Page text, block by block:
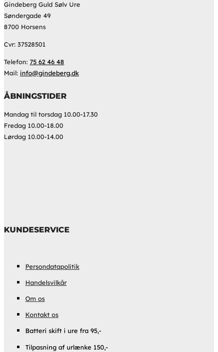
Gindeberg Guld Sølv Ure
Søndergade 49
8700 Horsens
Cvr: 37528501
Telefon: 75 62 46 48
Mail: info@gindeberg.dk
ÅBNINGSTIDER
Mandag til torsdag 10.00-17.30
Fredag 10.00-18.00
Lørdag 10.00-14.00
KUNDESERVICE
Persondatapolitik
Handelsvilkår
Om os
Kontakt os
Batteri skift i ure fra 95,-
Tilpasning af urlænke 150,-